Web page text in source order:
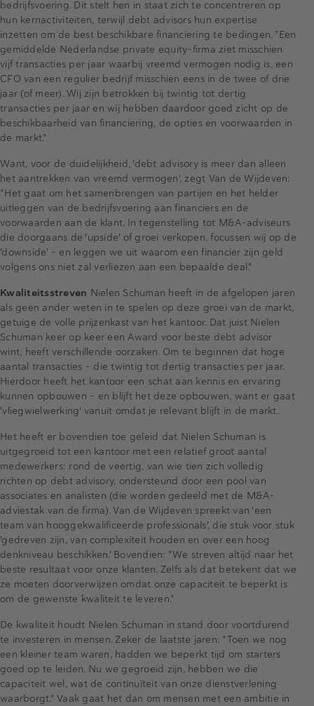
bedrijfsvoering. Dit stelt hen in staat zich te concentreren op
hun kernactiviteiten, terwijl debt advisors hun expertise
inzetten om de best beschikbare financiering te bedingen. "Een
gemiddelde Nederlandse private equity-firma ziet misschien
vijf transacties per jaar waarbij vreemd vermogen nodig is, een
CFO van een regulier bedrijf misschien eens in de twee of drie
jaar (of meer). Wij zijn betrokken bij twintig tot dertig
transacties per jaar en wij hebben daardoor goed zicht op de
beschikbaarheid van financiering, de opties en voorwaarden in
de markt."
Want, voor de duidelijkheid, 'debt advisory is meer dan alleen
het aantrekken van vreemd vermogen', zegt Van de Wijdeven:
"Het gaat om het samenbrengen van partijen en het helder
uitleggen van de bedrijfsvoering aan financiers en de
voorwaarden aan de klant. In tegenstelling tot M&A-adviseurs
die doorgaans de 'upside' of groei verkopen, focussen wij op de
'downside' - en leggen we uit waarom een financier zijn geld
volgens ons niet zal verliezen aan een bepaalde deal."
Kwaliteitsstreven Nielen Schuman heeft in de afgelopen jaren
als geen ander weten in te spelen op deze groei van de markt,
getuige de volle prijzenkast van het kantoor. Dat juist Nielen
Schuman keer op keer een Award voor beste debt advisor
wint, heeft verschillende oorzaken. Om te beginnen dat hoge
aantal transacties - die twintig tot dertig transacties per jaar.
Hierdoor heeft het kantoor een schat aan kennis en ervaring
kunnen opbouwen - en blijft het deze opbouwen, want er gaat
'vliegwielwerking' vanuit omdat je relevant blijft in de markt.
Het heeft er bovendien toe geleid dat Nielen Schuman is
uitgegroeid tot een kantoor met een relatief groot aantal
medewerkers: rond de veertig, van wie tien zich volledig
richten op debt advisory, ondersteund door een pool van
associates en analisten (die worden gedeeld met de M&A-
adviestak van de firma). Van de Wijdeven spreekt van 'een
team van hooggekwalificeerde professionals', die stuk voor stuk
'gedreven zijn, van complexiteit houden en over een hoog
denkniveau beschikken.' Bovendien: "We streven altijd naar het
beste resultaat voor onze klanten. Zelfs als dat betekent dat we
ze moeten doorverwijzen omdat onze capaciteit te beperkt is
om de gewenste kwaliteit te leveren."
De kwaliteit houdt Nielen Schuman in stand door voortdurend
te investeren in mensen. Zeker de laatste jaren: "Toen we nog
een kleiner team waren, hadden we beperkt tijd om starters
goed op te leiden. Nu we gegroeid zijn, hebben we die
capaciteit wel, wat de continuïteit van onze dienstverlening
waarborgt." Vaak gaat het dan om mensen met een ambitie in